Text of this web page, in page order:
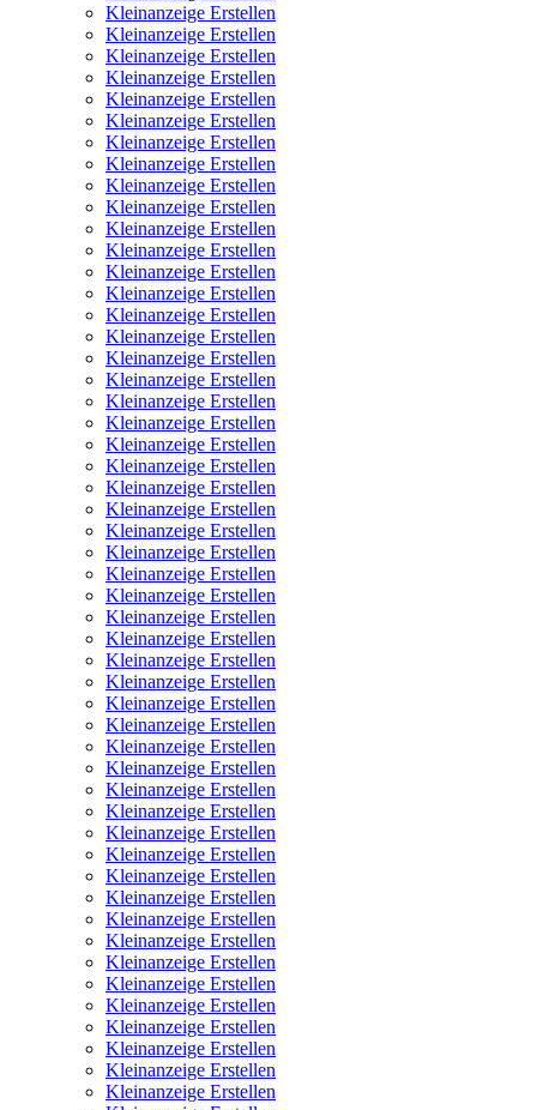
Kleinanzeige Erstellen
Kleinanzeige Erstellen
Kleinanzeige Erstellen
Kleinanzeige Erstellen
Kleinanzeige Erstellen
Kleinanzeige Erstellen
Kleinanzeige Erstellen
Kleinanzeige Erstellen
Kleinanzeige Erstellen
Kleinanzeige Erstellen
Kleinanzeige Erstellen
Kleinanzeige Erstellen
Kleinanzeige Erstellen
Kleinanzeige Erstellen
Kleinanzeige Erstellen
Kleinanzeige Erstellen
Kleinanzeige Erstellen
Kleinanzeige Erstellen
Kleinanzeige Erstellen
Kleinanzeige Erstellen
Kleinanzeige Erstellen
Kleinanzeige Erstellen
Kleinanzeige Erstellen
Kleinanzeige Erstellen
Kleinanzeige Erstellen
Kleinanzeige Erstellen
Kleinanzeige Erstellen
Kleinanzeige Erstellen
Kleinanzeige Erstellen
Kleinanzeige Erstellen
Kleinanzeige Erstellen
Kleinanzeige Erstellen
Kleinanzeige Erstellen
Kleinanzeige Erstellen
Kleinanzeige Erstellen
Kleinanzeige Erstellen
Kleinanzeige Erstellen
Kleinanzeige Erstellen
Kleinanzeige Erstellen
Kleinanzeige Erstellen
Kleinanzeige Erstellen
Kleinanzeige Erstellen
Kleinanzeige Erstellen
Kleinanzeige Erstellen
Kleinanzeige Erstellen
Kleinanzeige Erstellen
Kleinanzeige Erstellen
Kleinanzeige Erstellen
Kleinanzeige Erstellen
Kleinanzeige Erstellen
Kleinanzeige Erstellen